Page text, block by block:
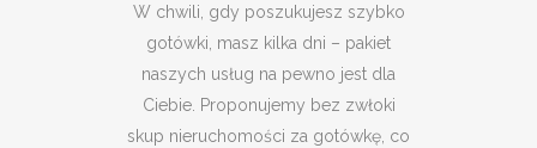
W chwili, gdy poszukujesz szybko
gotówki, masz kilka dni – pakiet
naszych usług na pewno jest dla
Ciebie. Proponujemy bez zwłoki
skup nieruchomości za gotówkę, co